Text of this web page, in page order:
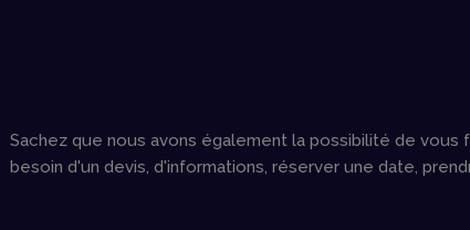
Sachez que nous avons également la possibilité de
besoin d'un devis, d'informations, réserver une date,